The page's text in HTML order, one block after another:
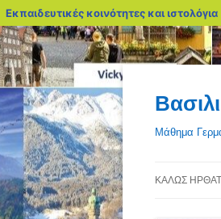
Εκπαιδευτικές κοινότητες και ιστολόγια
περιεχόμενο
Μάθημα
ΚΑΛΏΣ